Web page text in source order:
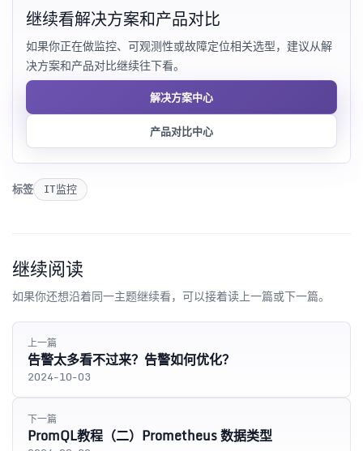
继续看解决方案和产品对比
如果你正在做监控、可观测性或故障定位相关选型，建议从解
决方案和产品对比继续往下看。
解决方案中心
产品对比中心
标签 IT监控
继续阅读
如果你还想沿着同一主题继续看，可以接着读上一篇或下一篇。
上一篇
告警太多看不过来？告警如何优化？
2024-10-03
下一篇
PromQL教程（二）Prometheus 数据类型